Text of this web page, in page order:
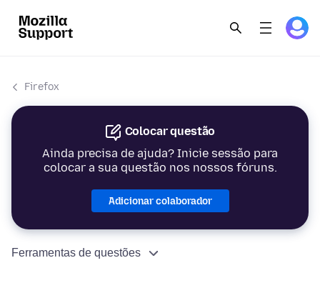
Firefox
Colocar questão
Ainda precisa de ajuda? Inicie sessão para
colocar a sua questão nos nossos fóruns.
Adicionar colaborador
Ferramentas de questões